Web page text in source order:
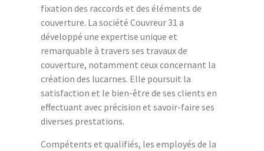
fixation des raccords et des éléments de
couverture. La société Couvreur 31 a
développé une expertise unique et
remarquable à travers ses travaux de
couverture, notamment ceux concernant la
création des lucarnes. Elle poursuit la
satisfaction et le bien-être de ses clients en
effectuant avec précision et savoir-faire ses
diverses prestations.
Compétents et qualifiés, les employés de la